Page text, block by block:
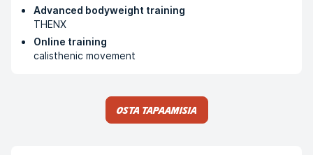
Advanced bodyweight training
THENX
Online training
calisthenic movement
Osta tapaamisia